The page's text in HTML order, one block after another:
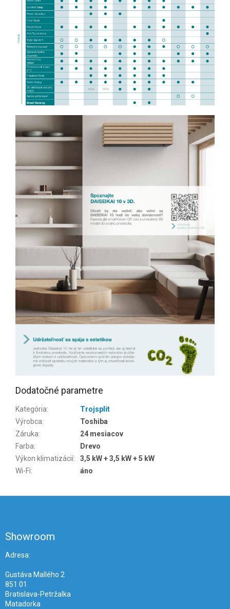
Dodatočné parametre
Kategória:
Trojsplit
Výrobca:
Toshiba
Záruka:
24 mesiacov
Farba:
Drevo
Výkon klimatizácií:
3,5 kW + 3,5 kW + 5 kW
Wi-Fi: áno
Showroom
Adresa:
Gustáva Mallého 2
851 01
Bratislava-Petržalka
Matadorka